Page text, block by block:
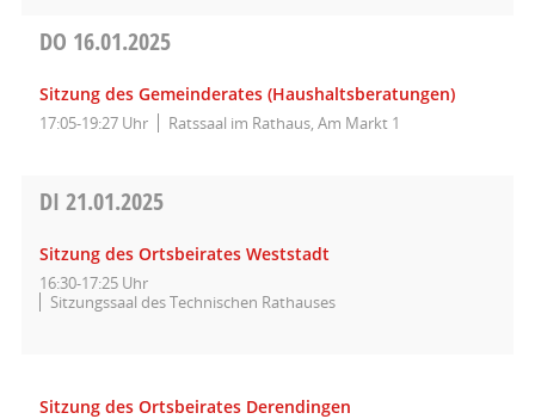
DO 16.01.2025
Sitzung des Gemeinderates (Haushaltsberatungen)
17:05-19:27 Uhr Ratssaal im Rathaus, Am Markt 1
DI 21.01.2025
Sitzung des Ortsbeirates Weststadt
16:30-17:25 Uhr
Sitzungssaal des Technischen Rathauses
Sitzung des Ortsbeirates Derendingen